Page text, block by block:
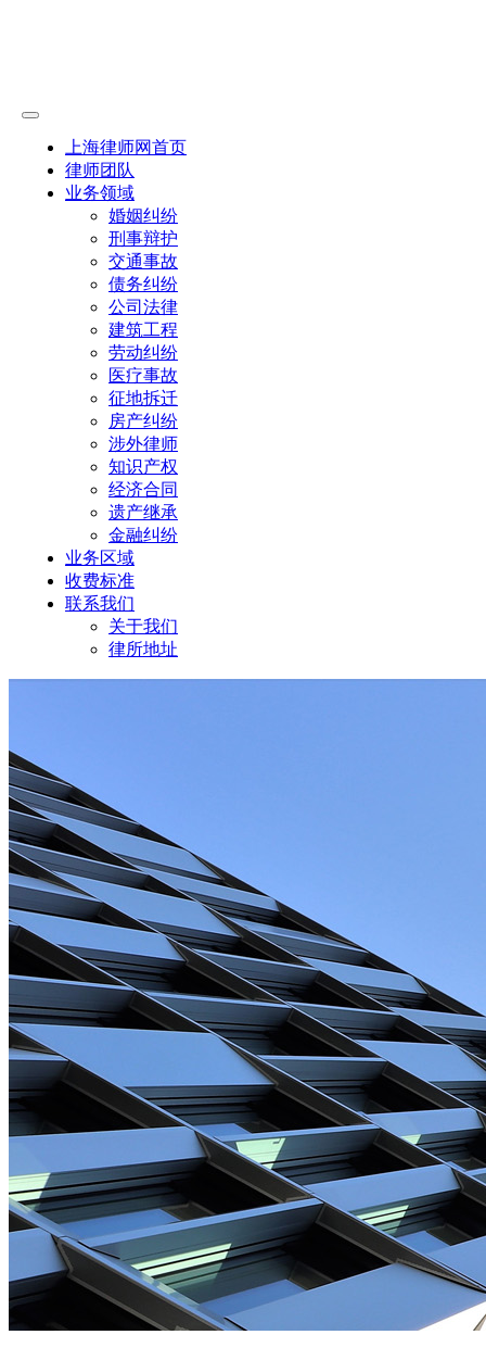
上海律师网首页
律师团队
业务领域
婚姻纠纷
刑事辩护
交通事故
债务纠纷
公司法律
建筑工程
劳动纠纷
医疗事故
征地拆迁
房产纠纷
涉外律师
知识产权
经济合同
遗产继承
金融纠纷
业务区域
收费标准
联系我们
关于我们
律所地址